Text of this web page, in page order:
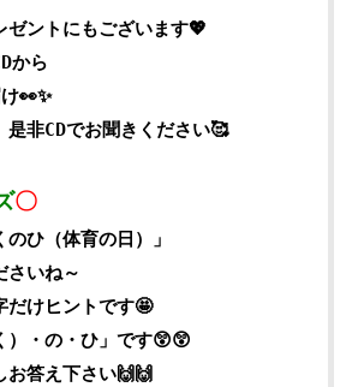
ゼントにもございます💖
から
👀✨
是非CDでお聞きください🥰
〇
ひ（体育の日）」
さいね～
だけヒントです🤩
）・の・ひ」です😲😲
お答え下さい🙌🙌